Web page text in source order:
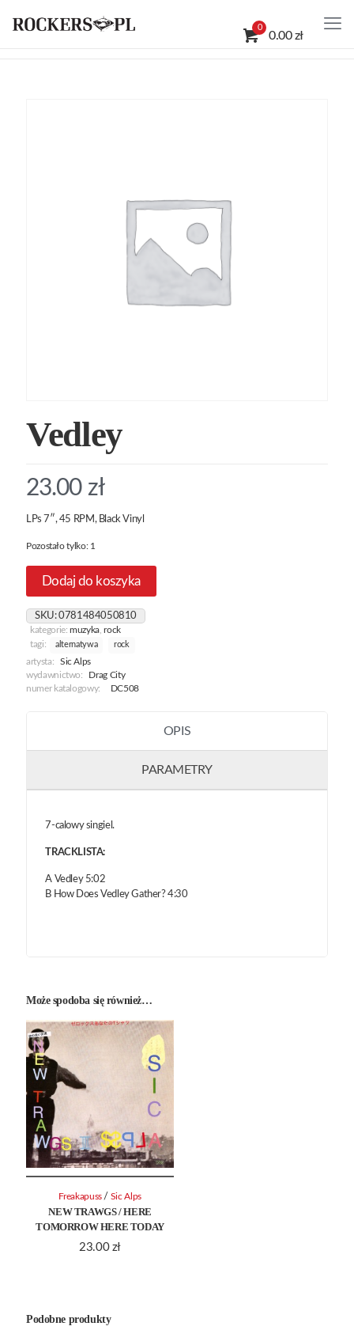
0
0.00 zł
Vedley
23.00 zł
LPs 7″, 45 RPM, Black Vinyl
Pozostało tylko: 1
Dodaj do koszyka
SKU:0781484050810
kategorie:muzyka,rock
tagi:
alternatywa rock
artysta:
Sic Alps
wydawnictwo:
Drag City
numer katalogowy:
DC508
OPIS
PARAMETRY
7-calowy singiel.
TRACKLISTA:
A Vedley 5:02
B How Does Vedley Gather? 4:30
Może spodoba się również…
NEW TRAWGS / HERE
TOMORROW HERE TODAY
23.00 zł
Freakapuss / Sic Alps
Podobne produkty